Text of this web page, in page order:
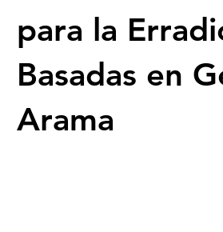
para la
Basadas en
Arama